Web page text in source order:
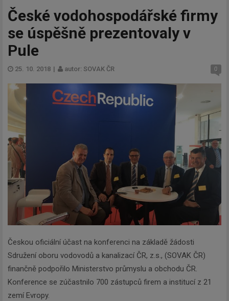
České vodohospodářské firmy
se úspěšně prezentovaly v
Pule
25. 10. 2018 | autor: SOVAK ČR 0
Českou oficiální účast na konferenci na základě žádosti
Sdružení oboru vodovodů a kanalizací ČR, z.s., (SOVAK ČR)
finančně podpořilo Ministerstvo průmyslu a obchodu ČR.
Konference se zúčastnilo 700 zástupců firem a institucí z 21
zemí Evropy.